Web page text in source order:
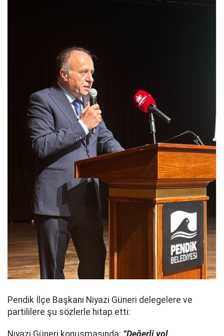
Pendik İlçe Başkanı Niyazi Güneri delegelere ve
partililere şu sözlerle hitap etti: